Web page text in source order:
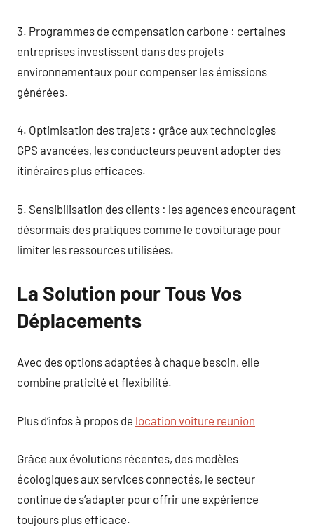
3. Programmes de compensation carbone : certaines
entreprises investissent dans des projets
environnementaux pour compenser les émissions
générées.
4. Optimisation des trajets : grâce aux technologies
GPS avancées, les conducteurs peuvent adopter des
itinéraires plus efficaces.
5. Sensibilisation des clients : les agences encouragent
désormais des pratiques comme le covoiturage pour
limiter les ressources utilisées.
La Solution pour Tous Vos
Déplacements
Avec des options adaptées à chaque besoin, elle
combine praticité et flexibilité.
Plus d’infos à propos de location voiture reunion
Grâce aux évolutions récentes, des modèles
écologiques aux services connectés, le secteur
continue de s’adapter pour offrir une expérience
toujours plus efficace.